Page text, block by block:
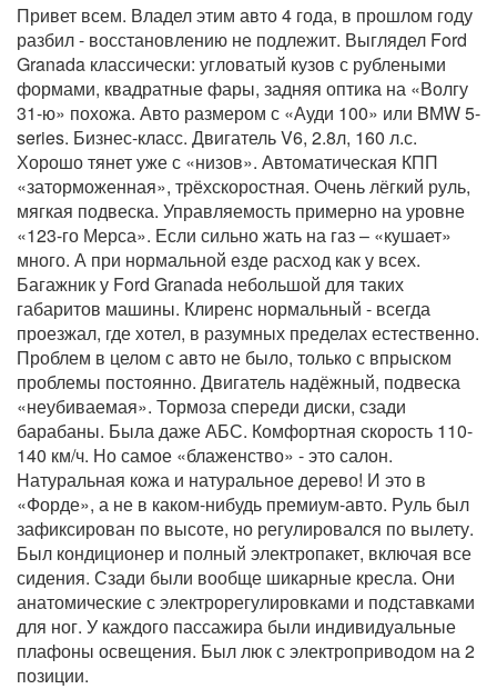
Привет всем. Владел этим авто 4 года, в прошлом году
разбил - восстановлению не подлежит. Выглядел Ford
Granada классически: угловатый кузов с рублеными
формами, квадратные фары, задняя оптика на «Волгу
31-ю» похожа. Авто размером с «Ауди 100» или BMW 5-
series. Бизнес-класс. Двигатель V6, 2.8л, 160 л.с.
Хорошо тянет уже с «низов». Автоматическая КПП
«заторможенная», трёхскоростная. Очень лёгкий руль,
мягкая подвеска. Управляемость примерно на уровне
«123-го Мерса». Если сильно жать на газ – «кушает»
много. А при нормальной езде расход как у всех.
Багажник у Ford Granada небольшой для таких
габаритов машины. Клиренс нормальный - всегда
проезжал, где хотел, в разумных пределах естественно.
Проблем в целом с авто не было, только с впрыском
проблемы постоянно. Двигатель надёжный, подвеска
«неубиваемая». Тормоза спереди диски, сзади
барабаны. Была даже АБС. Комфортная скорость 110-
140 км/ч. Но самое «блаженство» - это салон.
Натуральная кожа и натуральное дерево! И это в
«Форде», а не в каком-нибудь премиум-авто. Руль был
зафиксирован по высоте, но регулировался по вылету.
Был кондиционер и полный электропакет, включая все
сидения. Сзади были вообще шикарные кресла. Они
анатомические с электрорегулировками и подставками
для ног. У каждого пассажира были индивидуальные
плафоны освещения. Был люк с электроприводом на 2
позиции.